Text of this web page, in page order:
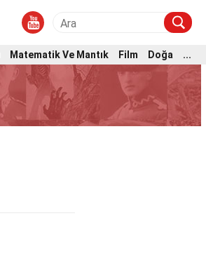
Matematik Ve Mantık Film Doğa
...